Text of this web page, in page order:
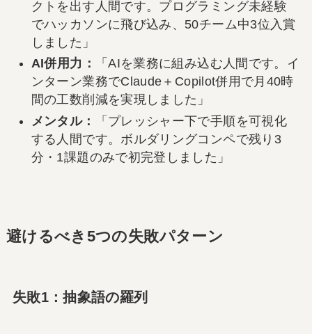
クトを出す人間です。プログラミング未経験
でハッカソンに飛び込み、50チーム中3位入賞
しました」
AI併用力：
「AIを業務に組み込む人間です。イ
ンターン業務でClaude＋Copilot併用で月40時
間の工数削減を実現しました」
メンタル：
「プレッシャー下で手順を可視化
する人間です。ボルダリングコンペで残り3
分・1課題のみで初完登しました」
避けるべき5つの失敗パターン
失敗1：抽象語の羅列